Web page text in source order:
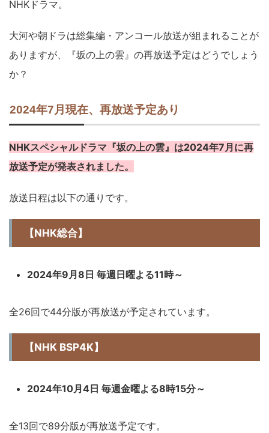
NHKドラマ。
大河や朝ドラは総集編・アンコール放送が組まれることが
ありますが、『坂の上の雲』の再放送予定はどうでしょう
か？
2024年7月現在、再放送予定あり
NHKスペシャルドラマ『坂の上の雲』は2024年7月に再
放送予定が発表されました。
放送日程は以下の通りです。
【NHK総合】
2024年9月8日 毎週日曜よる11時～
全26回で44分版が再放送が予定されています。
【NHK BSP4K】
2024年10月4日 毎週金曜よる8時15分～
全13回で89分版が再放送予定です。